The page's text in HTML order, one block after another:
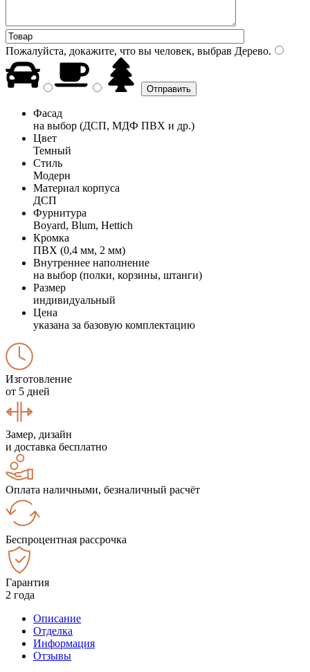
Пожалуйста, докажите, что вы человек, выбрав Дерево.
Фасад
на выбор (ДСП, МДФ ПВХ и др.)
Цвет
Темный
Стиль
Модерн
Материал корпуса
ДСП
Фурнитура
Boyard, Blum, Hettich
Кромка
ПВХ (0,4 мм, 2 мм)
Внутреннее наполнение
на выбор (полки, корзины, штанги)
Размер
индивидуальный
Цена
указана за базовую комплектацию
Изготовление
от 5 дней
Замер, дизайн
и доставка бесплатно
Оплата наличными, безналичный расчёт
Беспроцентная рассрочка
Гарантия
2 года
Описание
Отделка
Информация
Отзывы